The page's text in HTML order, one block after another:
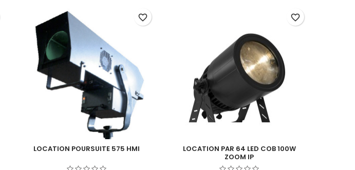
LOCATION POURSUITE 575 HMI
favorite_border
LOCATION PAR 64 LED COB 100W
ZOOM IP
favorite_border